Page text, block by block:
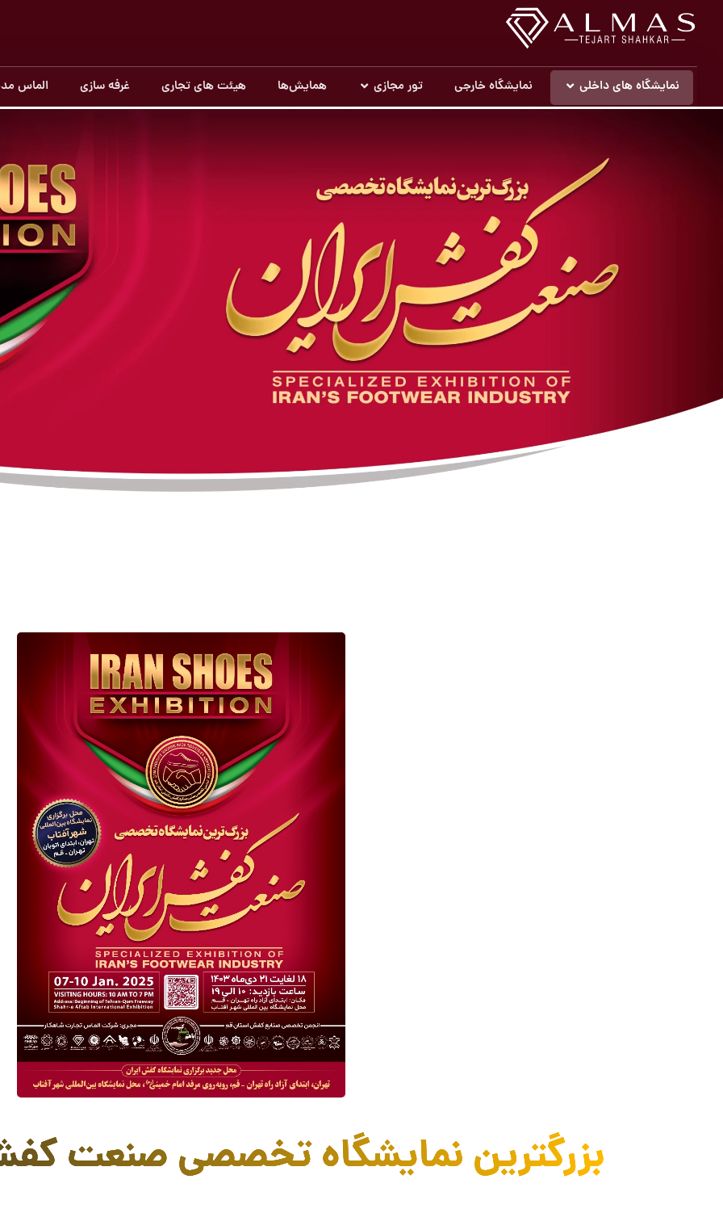
نمایشگاه های داخلی نمایشگاه خارجی تور مجازی همایش‌ها هیئت های تجاری غرفه سازی الماس
بزرگترین نمایشگاه تخصصی صنعت کفش